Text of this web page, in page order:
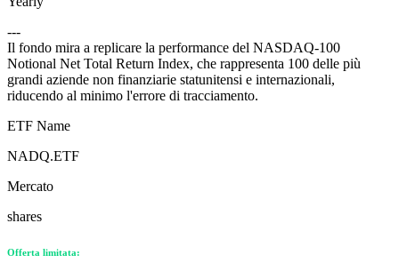
---
Il fondo mira a replicare la performance del NASDAQ-100
Notional Net Total Return Index, che rappresenta 100 delle più
grandi aziende non finanziarie statunitensi e internazionali,
riducendo al minimo l'errore di tracciamento.
ETF Name
NADQ.ETF
Mercato
shares
Offerta limitata: